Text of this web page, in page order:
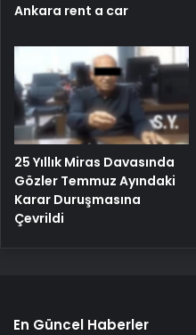
Ankara rent a car
25 Yıllık Miras Davasında
Gözler Temmuz Ayındaki
Karar Duruşmasına
Çevrildi
En Güncel Haberler